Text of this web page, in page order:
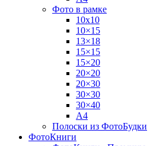
Фото в рамке
10х10
10×15
13×18
15×15
15×20
20×20
20×30
30×30
30×40
A4
Полоски из ФотоБудки
ФотоКниги